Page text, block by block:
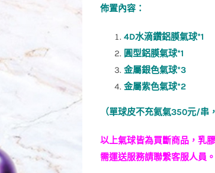
佈置內容：
4D水滴鑽鋁膜氣球*1
圓型鋁膜氣球*1
金屬銀色氣球*3
金屬紫色氣球*2
（單球皮不充氦氣350元/串
以上氣球皆為買斷商品，乳
需運送服務請聯繫客服人員。